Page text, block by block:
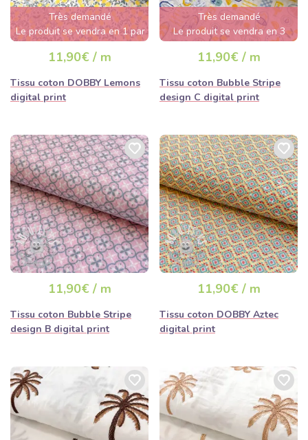
Très demandé
Le produit se vendra en 1 par
jour
11,90€ / m
Tissu coton DOBBY Lemons
digital print
Très demandé
Le produit se vendra en 3
jours
11,90€ / m
Tissu coton Bubble Stripe
design C digital print
11,90€ / m
Tissu coton Bubble Stripe
design B digital print
11,90€ / m
Tissu coton DOBBY Aztec
digital print